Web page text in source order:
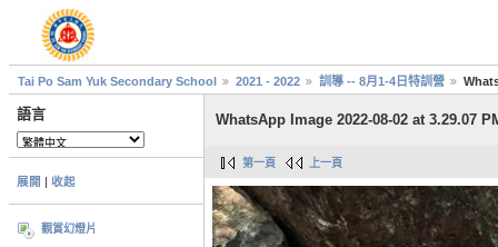
Tai Po Sam Yuk Secondary School 2021 - 2022 訓導 -- 8月1-4日特訓營
語言
展開 | 收起
觀賞幻燈片
WhatsApp Image 2022-08-02 at 3.29.07
第一頁 上一頁